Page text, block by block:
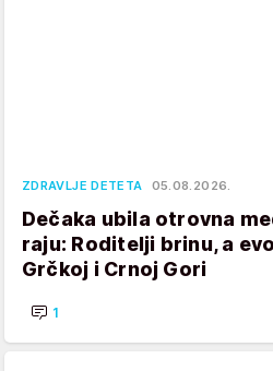
ZDRAVLJE DETETA 05.08.2026.
Dečaka ubila otrovna
raju: Roditelji brinu, a
Grčkoj i Crnoj Gori
1